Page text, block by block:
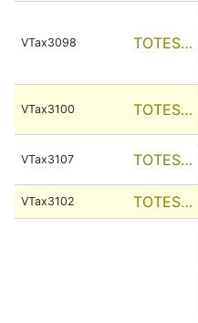
VTax3098 TOTES…
VTax3100 TOTES…
VTax3107 TOTES…
VTax3102 TOTES…